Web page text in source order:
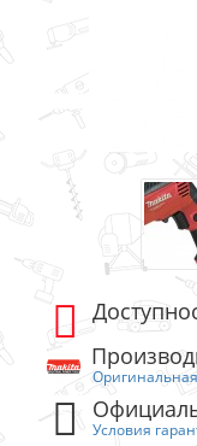
Условия